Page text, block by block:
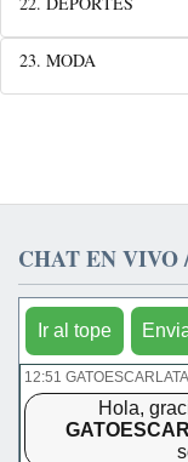
23. MODA
CHAT EN
Ir al tope
12:51 GATOESCARLATA
Hola,